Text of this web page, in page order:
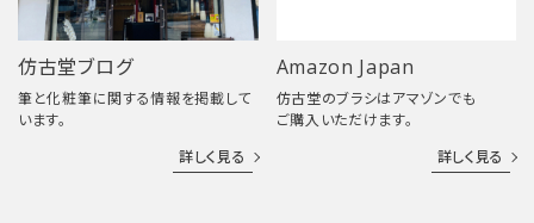
仿古堂ブログ
筆と化粧筆に関する情報を掲載して
います。
詳しく見る
Amazon Japan
仿古堂のブラシはアマゾンでも
ご購入いただけます。
詳しく見る